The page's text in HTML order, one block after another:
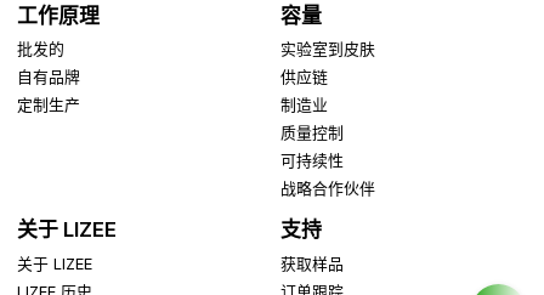
工作原理
批发的
自有品牌
定制生产
容量
实验室到皮肤
供应链
制造业
质量控制
可持续性
战略合作伙伴
关于 LIZEE
关于 LIZEE
支持
获取样品